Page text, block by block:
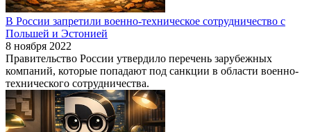
В России запретили военно-техническое сотрудничество с
Польшей и Эстонией
8 ноября 2022
Правительство России утвердило перечень зарубежных
компаний, которые попадают под санкции в области военно-
технического сотрудничества.